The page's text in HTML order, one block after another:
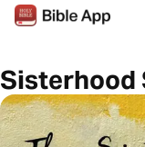
Sisterhood